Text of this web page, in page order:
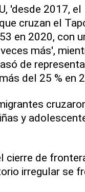
'desde 2017, el
cruzan el
en 2020, con
más',
de
del 25 % en
y
cierre de
irregular se